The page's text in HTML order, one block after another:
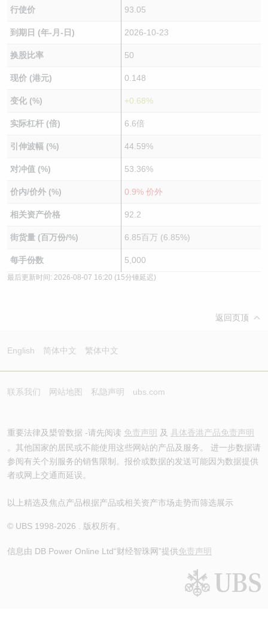
行使价 93.05
到期日 (年-月-日) 2026-10-23
换股比率 50
现价 (港元) 0.148
变化 (%) +0.68%
实际杠杆 (倍) 6.6倍
引伸波幅 (%) 44.59%
对冲值 (%) 53.36%
价内/价外 (%) 0.9% 价外
相关资产价格 92.2
街货量 (百万份/%) 6.85百万 (6.85%)
每手份数 5,000
最后更新时间: 2026-08-07 16:20 (15分锺延迟)
返回页顶
English 简体中文 繁体中文
联系我们 网站地图 私隐声明 ubs.com
重要法律及槼管数据 -请先阅读 免责声明 及 具体香港产品免责声明
。其他国家的居民或不能使用这些网站的产品及服务。 进一步数据请
参阅有关个别服务的销售限制。报价或数据的发送可能因为数据提供
者或网上交通而延误。
以上精选及焦点产品根据产品或相关资产市场走势而筛选展示
© UBS 1998-2026 . 版权所有。
信息由 DB Power Online Ltd“财经智珠网”提供免责声明